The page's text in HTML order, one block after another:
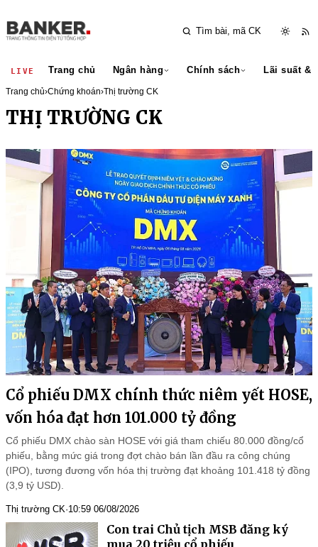
LIVE Trang chủ Ngân hàng Chính sách Lãi suất &
Trang chủ›Chứng khoán›Thị trường CK
THỊ TRƯỜNG CK
Cổ phiếu DMX chính thức niêm yết HOSE,
vốn hóa đạt hơn 101.000 tỷ đồng
Cổ phiếu DMX chào sàn HOSE với giá tham chiếu 80.000 đồng/cổ
phiếu, bằng mức giá trong đợt chào bán lần đầu ra công chúng
(IPO), tương đương vốn hóa thị trường đạt khoảng 101.418 tỷ đồng
(3,9 tỷ USD).
Thị trường CK·10:59 06/08/2026
Con trai Chủ tịch MSB đăng ký
mua 20 triệu cổ phiếu